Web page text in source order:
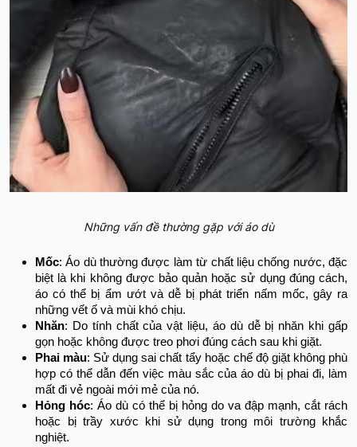
Những vấn đề thường gặp với áo dù
Mốc: Áo dù thường được làm từ chất liệu chống nước, đặc
biệt là khi không được bảo quản hoặc sử dụng đúng cách,
áo có thể bị ẩm ướt và dễ bị phát triển nấm mốc, gây ra
những vết ố và mùi khó chịu.
Nhăn: Do tính chất của vật liệu, áo dù dễ bị nhăn khi gấp
gọn hoặc không được treo phơi đúng cách sau khi giặt.
Phai màu: Sử dụng sai chất tẩy hoặc chế độ giặt không phù
hợp có thể dẫn đến việc màu sắc của áo dù bị phai đi, làm
mất đi vẻ ngoài mới mẻ của nó.
Hỏng hóc: Áo dù có thể bị hỏng do va đập mạnh, cắt rách
hoặc bị trầy xước khi sử dụng trong môi trường khắc
nghiệt.